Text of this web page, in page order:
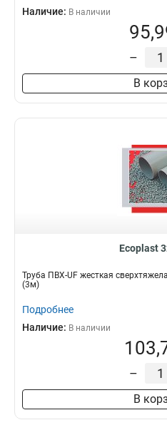
Наличие: В наличии
–
В
Ecoplast
Труба ПВХ-UF жесткая
(3м)
Подробнее
Наличие: В наличии
–
В